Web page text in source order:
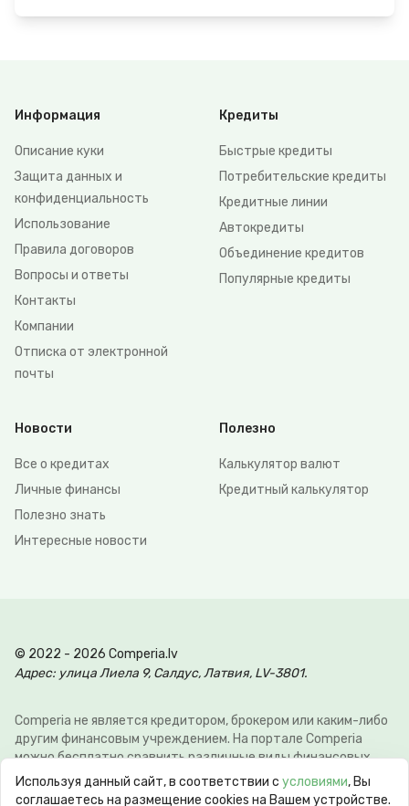
Информация
Описание куки
Защита данных и
конфиденциальность
Использование
Правила договоров
Вопросы и ответы
Контакты
Компании
Отписка от электронной
почты
Кредиты
Быстрые кредиты
Потребительские кредиты
Кредитные линии
Автокредиты
Объединение кредитов
Популярные кредиты
Новости
Все о кредитах
Личные финансы
Полезно знать
Интересные новости
Полезно
Калькулятор валют
Кредитный калькулятор
© 2022 - 2026 Comperia.lv
Адрес: улица Лиела 9, Салдус, Латвия, LV-3801.
Comperia не является кредитором, брокером или каким-либо
другим финансовым учреждением. На портале Comperia
можно бесплатно сравнить различные виды финансовых
услуг, для того что-бы клиент мог сэкономить свое время и
деньги. Э-почта:info@comperia.lv. Пример расчёта: при
Используя данный сайт, в соответствии с условиями, Вы
соглашаетесь на размещение cookies на Вашем устройстве.